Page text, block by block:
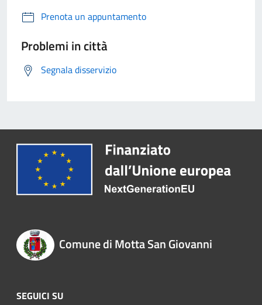
Prenota un appuntamento
Problemi in città
Segnala disservizio
Comune di Motta San Giovanni
SEGUICI SU